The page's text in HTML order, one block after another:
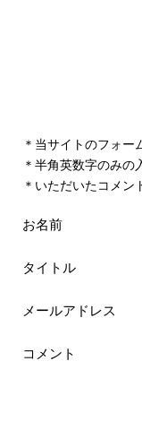
＊当サイトのフォー
＊半角英数字のみの
＊いただいたコメン
お名前
タイトル
メールアドレス
コメント